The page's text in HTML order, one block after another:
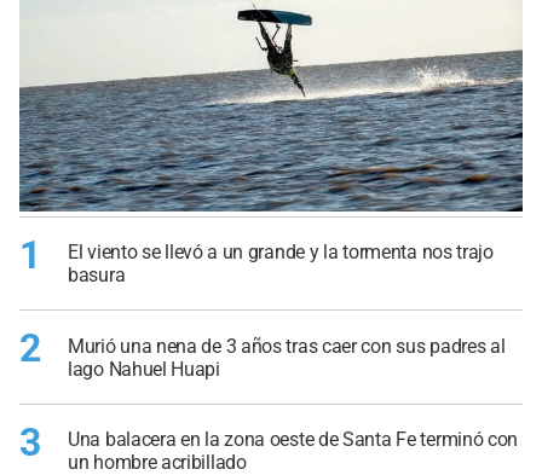
1
El viento se llevó a un grande y la tormenta nos trajo
basura
2
Murió una nena de 3 años tras caer con sus padres al
lago Nahuel Huapi
3
Una balacera en la zona oeste de Santa Fe terminó con
un hombre acribillado